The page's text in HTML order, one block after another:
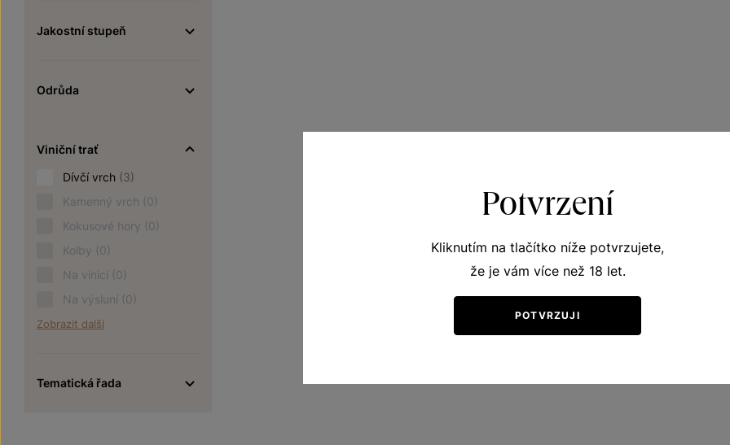
Jakostní stupeň
Odrůda
Viniční trať
Dívčí vrch (3)
Kamenný vrch (0)
Kokusové hory (0)
Kolby (0)
Na vinici (0)
Na výsluní (0)
Zobrazit další
Tematická řada
Potvrzení
Kliknutím na tlačítko níže potvrzujete,
že je vám více než 18 let.
POTVRZUJI